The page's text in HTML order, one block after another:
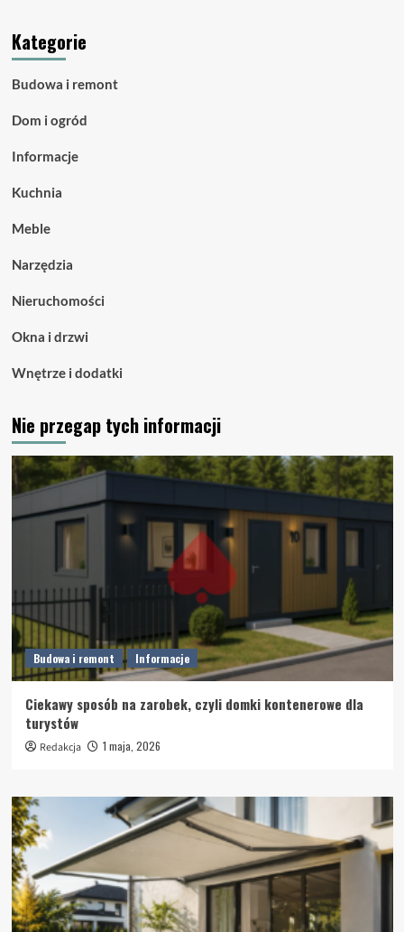
Kategorie
Budowa i remont
Dom i ogród
Informacje
Kuchnia
Meble
Narzędzia
Nieruchomości
Okna i drzwi
Wnętrze i dodatki
Nie przegap tych informacji
Budowa i remont Informacje
Ciekawy sposób na zarobek, czyli domki kontenerowe dla
turystów
Redakcja 1 maja, 2026